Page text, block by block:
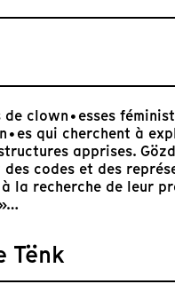
clown•esses
qui cherchent à
apprises.
des codes et des
la recherche de leur
Tënk